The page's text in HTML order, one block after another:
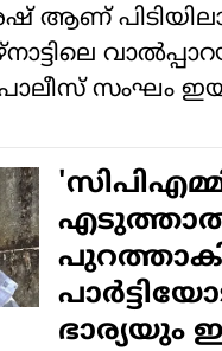
ആണ്
സംഘം
എടുത്താല്‍
ഭാര്യയും